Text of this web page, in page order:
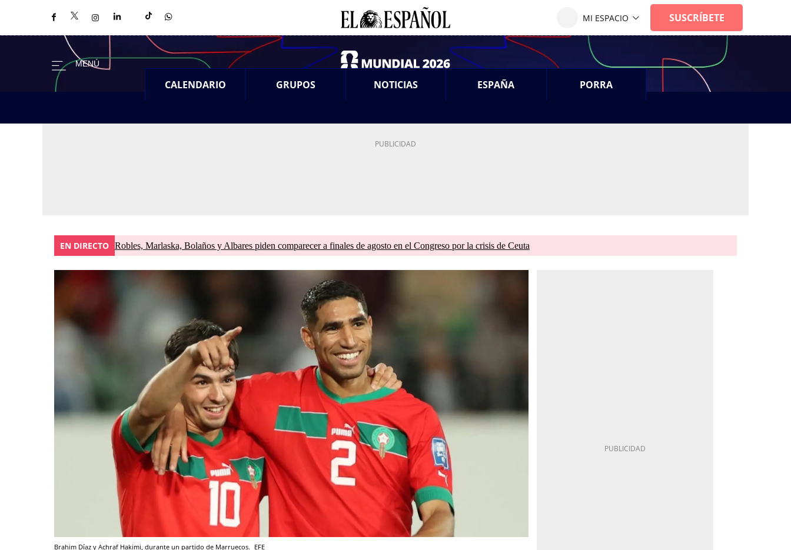
CALENDARIO GRUPOS NOTICIAS ESPAÑA PORRA
EN DIRECTO Robles, Marlaska, Bolaños y Albares piden comparecer a finales de agosto en el Congreso por la crisis de Ceuta
Brahim Díaz y Achraf Hakimi, durante un partido de Marruecos. EFE